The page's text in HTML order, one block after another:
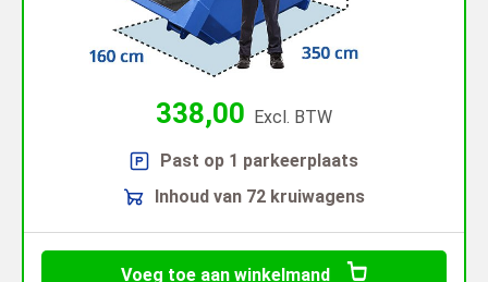
338,00 Excl. BTW
Past op 1 parkeerplaats
Inhoud van 72 kruiwagens
Voeg toe aan winkelmand